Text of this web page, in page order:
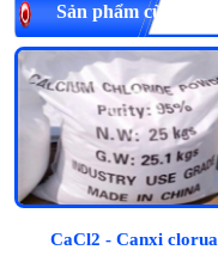
Sản phẩm cùng loại
CaCl2 - Canxi clorua